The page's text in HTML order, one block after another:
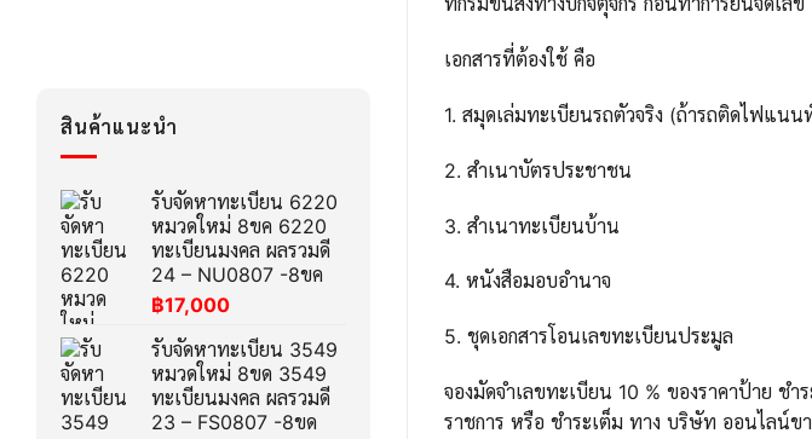
สินค้าแนะนำ
รับจัดหาทะเบียน 6220
หมวดใหม่ 8ขค 6220
ทะเบียนมงคล ผลรวมดี
24 – NU0807 -8ขค
฿17,000
รับจัดหาทะเบียน 3549
หมวดใหม่ 8ขด 3549
ทะเบียนมงคล ผลรวมดี
23 – FS0807 -8ขด
เอกสารที่ต้องใช้ คือ
1. สมุดเล่มทะเบียนรถตัวจริง (ถ้ารถติดไฟแน
2. สำเนาบัตรประชาชน
3. สำเนาทะเบียนบ้าน
4. หนังสือมอบอำนาจ
5. ชุดเอกสารโอนเลขทะเบียนประมูล
จองมัดจำเลขทะเบียน 10 % ของราคาป้าย ช
ราชการ หรือ ชำระเต็ม ทาง บริษัท ออนไลน์ข